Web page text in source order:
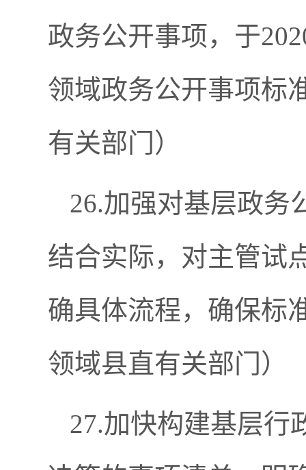
政务公开事项，于
领域政务公开事项标
有关部门）
26.加强对基层政务
结合实际，对主管试
确具体流程，确保标
领域县直有关部门）
27.加快构建基层行